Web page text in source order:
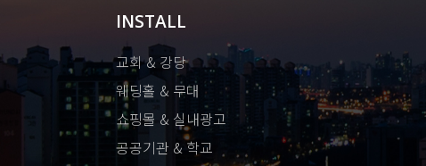
INSTALL
교회 & 강당
웨딩홀 & 무대
쇼핑몰 & 실내광고
공공기관 & 학교